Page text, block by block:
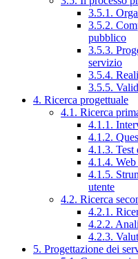
3.5.1.
3.5.2.
pubblico
3.5.3.
servizio
3.5.4.
3.5.5.
4. Ricerca progettuale
4.1. Ricerca
4.1.1.
4.1.2.
4.1.3. Test
4.1.4.
4.1.5.
utente
4.2. Ricerca
4.2.1.
4.2.2.
4.2.3.
5. Progettazione dei